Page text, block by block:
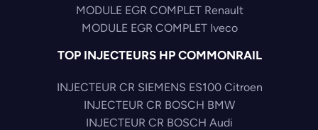
MODULE EGR COMPLET Renault
MODULE EGR COMPLET Iveco
TOP INJECTEURS HP COMMONRAIL
INJECTEUR CR SIEMENS ES100 Citroen
INJECTEUR CR BOSCH BMW
INJECTEUR CR BOSCH Audi